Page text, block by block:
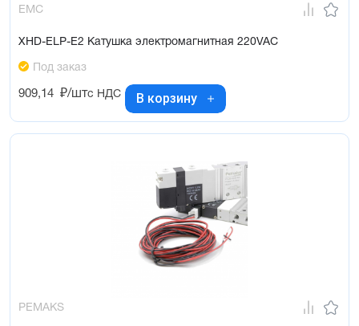
EMC
XHD-ELP-E2 Катушка электромагнитная 220VAC
Под заказ
909,14 ₽/штс НДС В корзину
PEMAKS